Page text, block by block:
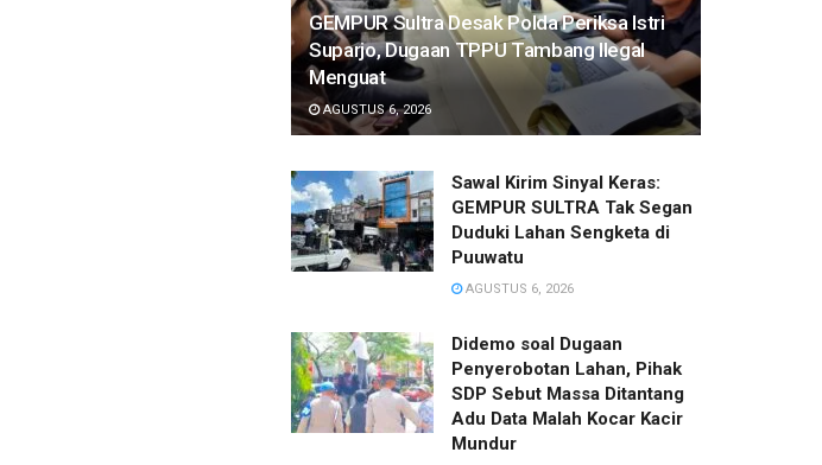
GEMPUR Sultra Desak Polda Periksa Istri
Suparjo, Dugaan TPPU Tambang Ilegal
Menguat
AGUSTUS 6, 2026
Sawal Kirim Sinyal Keras:
GEMPUR SULTRA Tak Segan
Duduki Lahan Sengketa di
Puuwatu
AGUSTUS 6, 2026
Didemo soal Dugaan
Penyerobotan Lahan, Pihak
SDP Sebut Massa Ditantang
Adu Data Malah Kocar Kacir
Mundur